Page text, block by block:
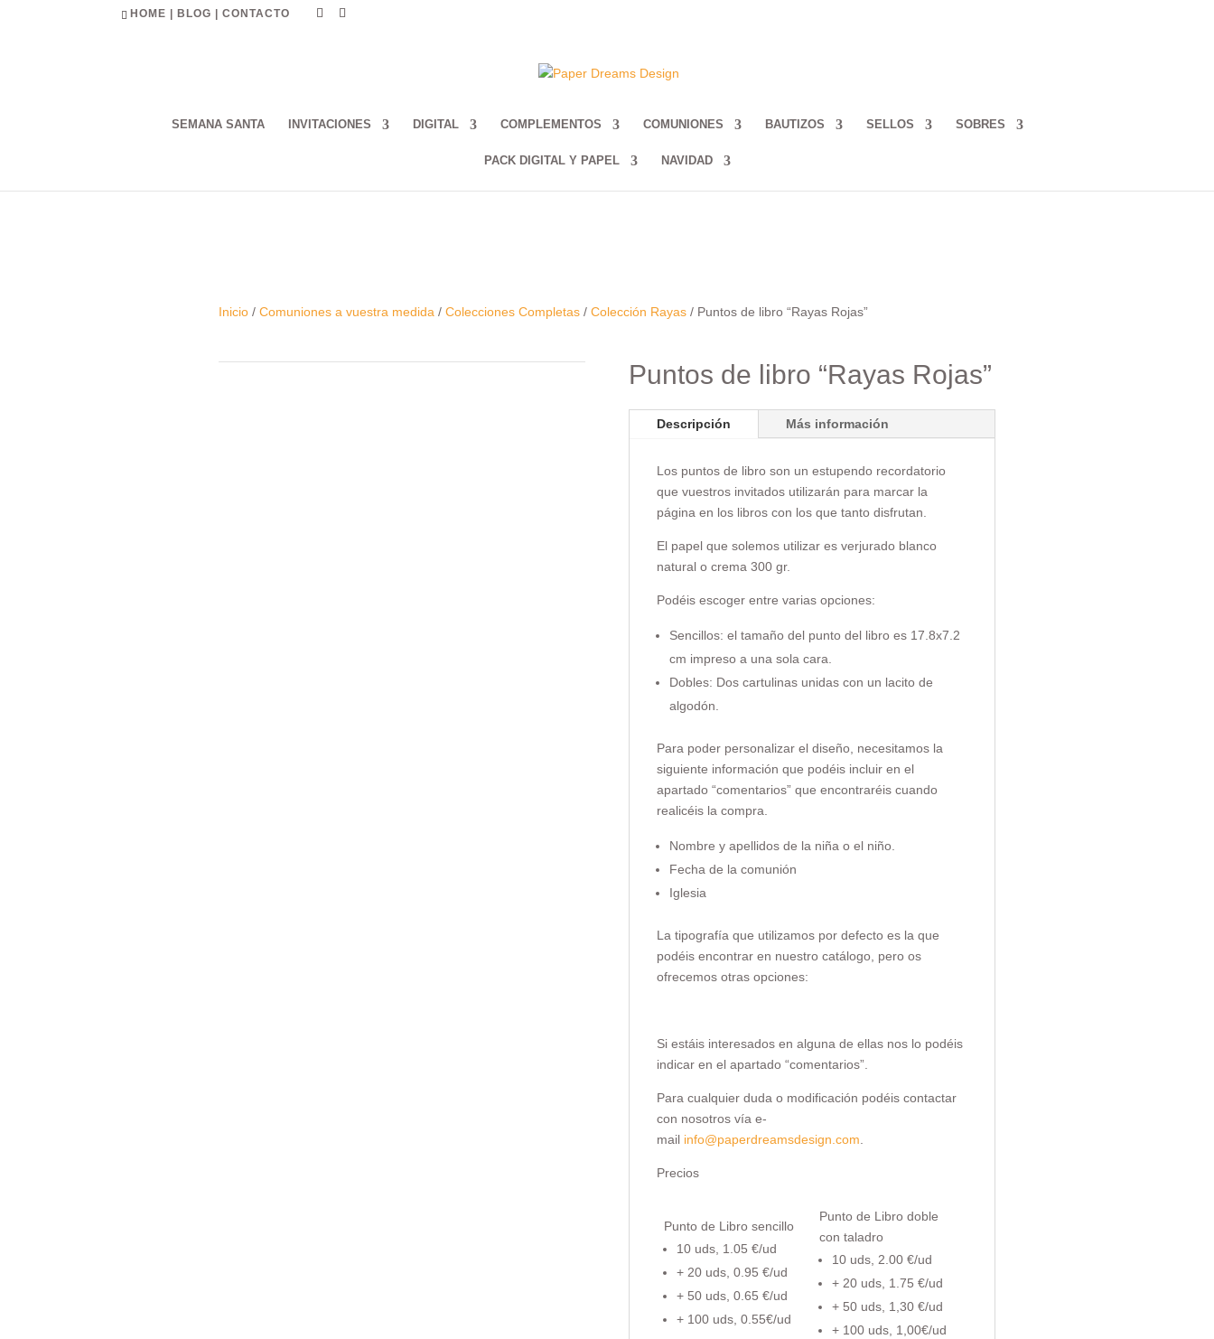
HOME BLOG |CONTACTO
SEMANA SANTA INVITACIONES DIGITAL COMPLEMENTOS COMUNIONES BAUTIZOS SELLOS SOBRES
PACK DIGITAL Y PAPEL NAVIDAD
Inicio/ Comuniones a vuestra medida / Colecciones Completas/ Colección Rayas/ Puntos de libro “Rayas Rojas”
Puntos de libro “Rayas Rojas”
Descripción Más información
Los puntos de libro son un estupendo recordatorio
que vuestros invitados utilizarán para marcar la
página en los libros con los que tanto disfrutan.
El papel que solemos utilizar es verjurado blanco
natural o crema 300 gr.
Podéis escoger entre varias opciones:
Sencillos: el tamaño del punto del libro es 17.8x7.2
cm impreso a una sola cara.
Dobles: Dos cartulinas unidas con un lacito de
algodón.
Para poder personalizar el diseño, necesitamos la
siguiente información que podéis incluir en el
apartado “comentarios” que encontraréis cuando
realicéis la compra.
Nombre y apellidos de la niña o el niño.
Fecha de la comunión
Iglesia
La tipografía que utilizamos por defecto es la que
podéis encontrar en nuestro catálogo, pero os
ofrecemos otras opciones:
Si estáis interesados en alguna de ellas nos lo podéis
indicar en el apartado “comentarios”.
Para cualquier duda o modificación podéis contactar
con nosotros vía e-
mail info@paperdreamsdesign.com
Precios
Punto de Libro sencillo
10 uds, 1.05 €/ud
+ 20 uds, 0.95 €/ud
+ 50 uds, 0.65 €/ud
+ 100 uds, 0.55€/ud
Punto de Libro doble
con taladro
10 uds, 2.00 €/ud
+ 20 uds, 1.75 €/ud
+ 50 uds, 1,30 €/ud
+ 100 uds, 1,00€/ud